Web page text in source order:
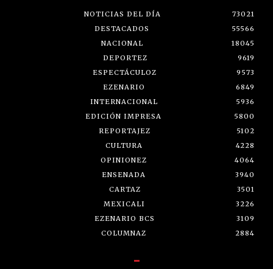
NOTICIAS DEL DÍA
73021
DESTACADOS
55566
NACIONAL
18045
DEPORTEZ
9619
ESPECTÁCULOZ
9573
EZENARIO
6849
INTERNACIONAL
5936
EDICIÓN IMPRESA
5800
REPORTAJEZ
5102
CULTURA
4228
OPINIONEZ
4064
ENSENADA
3940
CARTAZ
3501
MEXICALI
3226
EZENARIO BCS
3109
COLUMNAZ
2884
-